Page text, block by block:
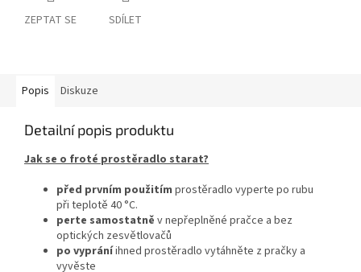
ZEPTAT SE SDÍLET
Popis Diskuze
Detailní popis produktu
Jak se o froté prostěradlo starat?
před prvním použitím prostěradlo vyperte po rubu
při teplotě 40 °C.
perte samostatně v nepřeplněné pračce a bez
optických zesvětlovačů
po vypráníihned prostěradlo vytáhněte z pračky a
vyvěste